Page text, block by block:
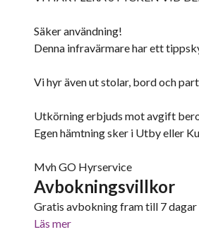
Säker användning!
Denna infravärmare har ett
Vi hyr även ut stolar, bord och
Utkörning erbjuds mot avgift
Egen hämtning sker i Utby eller
Mvh GO Hyrservice
Avbokningsvillkor
Gratis avbokning fram till 7
Läs mer